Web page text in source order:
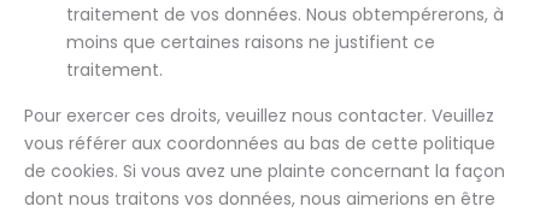
traitement de vos données. Nous obtempérerons, à
moins que certaines raisons ne justifient ce
traitement.
Pour exercer ces droits, veuillez nous contacter. Veuillez
vous référer aux coordonnées au bas de cette politique
de cookies. Si vous avez une plainte concernant la façon
dont nous traitons vos données, nous aimerions en être